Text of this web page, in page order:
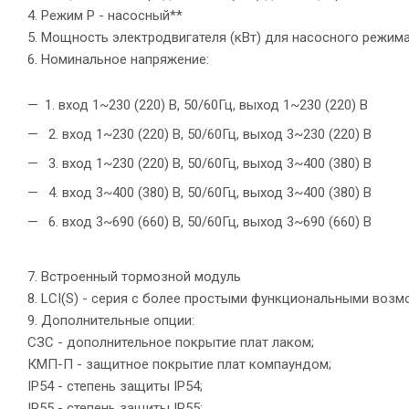
4. Режим P - насосный**
5. Мощность электродвигателя (кВт) для насосного
6. Номинальное напряжение:
1. вход 1~230 (220) В, 50/60Гц, выход 1~230 (220) В
2. вход 1~230 (220) В, 50/60Гц, выход 3~230 (220) В
3. вход 1~230 (220) В, 50/60Гц, выход 3~400 (380) В
4. вход 3~400 (380) В, 50/60Гц, выход 3~400 (380) В
6. вход 3~690 (660) В, 50/60Гц, выход 3~690 (660) В
7. Встроенный тормозной модуль
8. LCI(S) - серия с более простыми функциональными
9. Дополнительные опции:
СЗС - дополнительное покрытие плат лаком;
КМП-П - защитное покрытие плат компаундом;
IP54 - степень защиты IP54;